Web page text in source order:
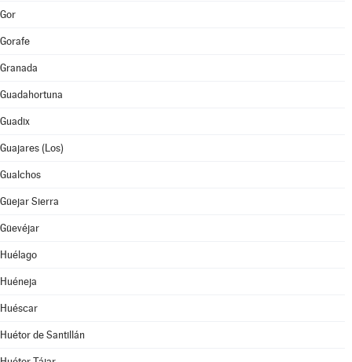
Gor
Gorafe
Granada
Guadahortuna
Guadix
Guajares (Los)
Gualchos
Güejar Sierra
Güevéjar
Huélago
Huéneja
Huéscar
Huétor de Santillán